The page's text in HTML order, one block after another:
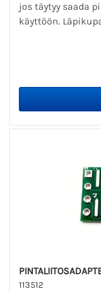
jos täytyy saada
käyttöön.
113512